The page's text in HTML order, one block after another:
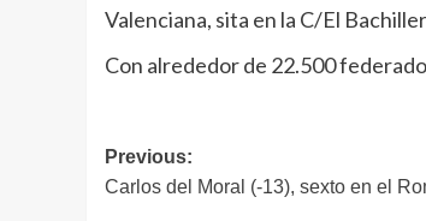
Valenciana, sita en la C/El
Con alrededor de 22.500
Navegación
de
Previous:
Carlos del Moral (-13), sexto en el